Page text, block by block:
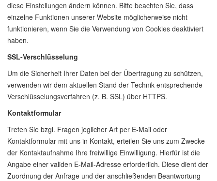
diese Einstellungen ändern können. Bitte beachten Sie, dass
einzelne Funktionen unserer Website möglicherweise nicht
funktionieren, wenn Sie die Verwendung von Cookies deaktiviert
haben.
SSL-Verschlüsselung
Um die Sicherheit Ihrer Daten bei der Übertragung zu schützen,
verwenden wir dem aktuellen Stand der Technik entsprechende
Verschlüsselungsverfahren (z. B. SSL) über HTTPS.
Kontaktformular
Treten Sie bzgl. Fragen jeglicher Art per E-Mail oder
Kontaktformular mit uns in Kontakt, erteilen Sie uns zum Zwecke
der Kontaktaufnahme Ihre freiwillige Einwilligung. Hierfür ist die
Angabe einer validen E-Mail-Adresse erforderlich. Diese dient der
Zuordnung der Anfrage und der anschließenden Beantwortung